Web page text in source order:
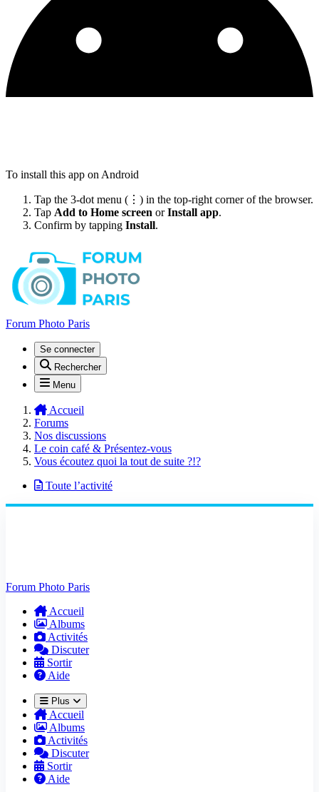
To install this app on Android
Tap the 3-dot menu (⋮) in the top-right corner of the browser.
Tap Add to Home screen orInstall app.
Confirm by tapping Install.
Forum Photo Paris
Se connecter
Rechercher
Menu
Accueil
Forums
Nos discussions
Le coin café & Présentez-vous
Vous écoutez quoi la tout de suite ?!?
Toute l’activité
Forum Photo Paris
Accueil
Albums
Activités
Discuter
Sortir
Aide
Plus
Accueil
Albums
Activités
Discuter
Sortir
Aide